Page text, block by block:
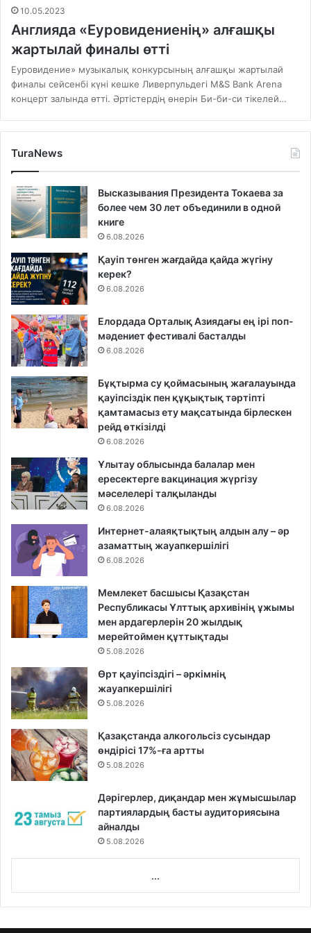
10.05.2023
Англияда «Еуровидениенің» алғашқы
жартылай финалы өтті
Еуровидение» музыкалық конкурсының алғашқы жартылай
финалы сейсенбі күні кешке Ливерпульдегі M&S Bank Arena
концерт залында өтті. Әртістердің өнерін Би-би-си тікелей…
TuraNews
Высказывания Президента Токаева за
более чем 30 лет объединили в одной
книге
6.08.2026
Қауіп төнген жағдайда қайда жүгіну
керек?
6.08.2026
Елордада Орталық Азиядағы ең ірі поп-
мәдениет фестивалі басталды
6.08.2026
Бұқтырма су қоймасының жағалауында
қауіпсіздік пен құқықтық тәртіпті
қамтамасыз ету мақсатында бірлескен
рейд өткізілді
6.08.2026
Ұлытау облысында балалар мен
ересектерге вакцинация жүргізу
мәселелері талқыланды
6.08.2026
Интернет-алаяқтықтың алдын алу – әр
азаматтың жауапкершілігі
6.08.2026
Мемлекет басшысы Қазақстан
Республикасы Ұлттық архивінің ұжымы
мен ардагерлерін 20 жылдық
мерейтоймен құттықтады
5.08.2026
Өрт қауіпсіздігі – әркімнің
жауапкершілігі
5.08.2026
Қазақстанда алкогольсіз сусындар
өндірісі 17%-ға артты
5.08.2026
Дәрігерлер, диқандар мен жұмысшылар
партиялардың басты аудиториясына
айналды
5.08.2026
...